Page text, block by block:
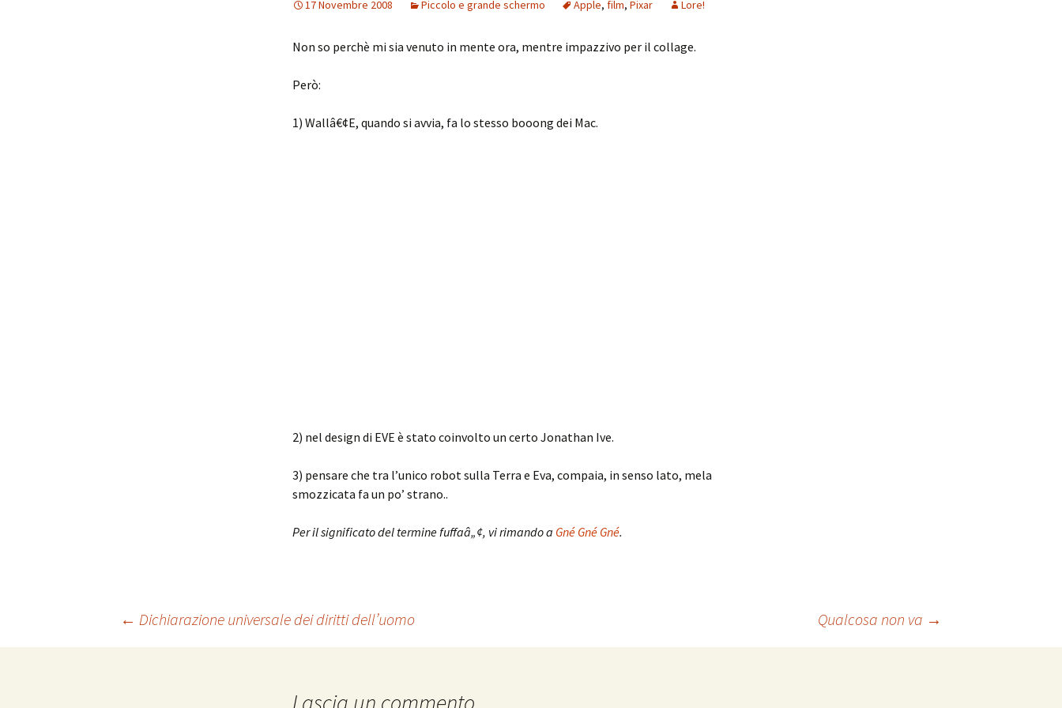
17 Novembre 2008 Piccolo e grande schermo Apple, film, Pixar Lore!
Non so perchè mi sia venuto in mente ora, mentre impazzivo per il collage.
Però:
1) Wallâ€¢E, quando si avvia, fa lo stesso booong dei Mac.
2) nel design di EVE è stato coinvolto un certo Jonathan Ive.
3) pensare che tra l’unico robot sulla Terra e Eva, compaia, in senso lato, mela
smozzicata fa un po’ strano..
Per il significato del termine fuffaâ„¢, vi rimando a Gné Gné Gné.
Navigazione
← Dichiarazione universale dei diritti dell’uomo Qualcosa non va →